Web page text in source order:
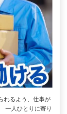
れるよう、仕事が
一人ひとりに寄り